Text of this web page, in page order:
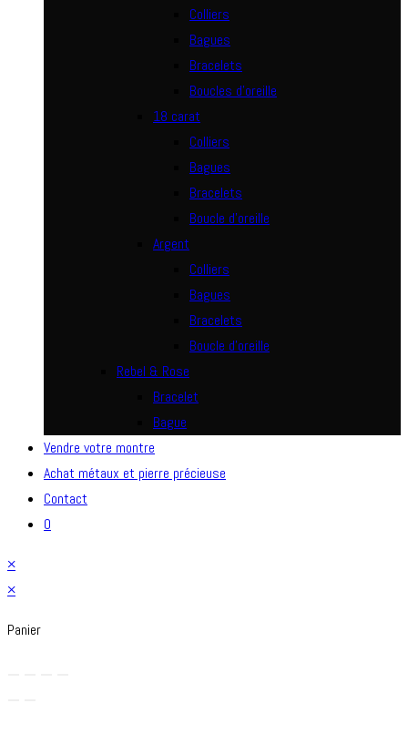
Colliers
Bagues
Bracelets
Boucles d’oreille
18 carat
Colliers
Bagues
Bracelets
Boucle d’oreille
Argent
Colliers
Bagues
Bracelets
Boucle d’oreille
Rebel & Rose
Bracelet
Bague
Vendre votre montre
Achat métaux et pierre précieuse
Contact
0
×
×
Panier